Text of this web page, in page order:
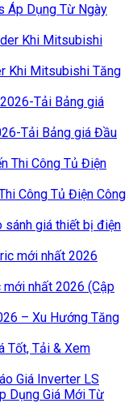
Áp Dụng Từ Ngày
Khi Mitsubishi Tăng
Tải Bảng giá Đầu
Công Tủ Điện Công
sánh giá thiết bị điện
nhất 2026 (Cập
– Xu Hướng Tăng
Giá Inverter LS